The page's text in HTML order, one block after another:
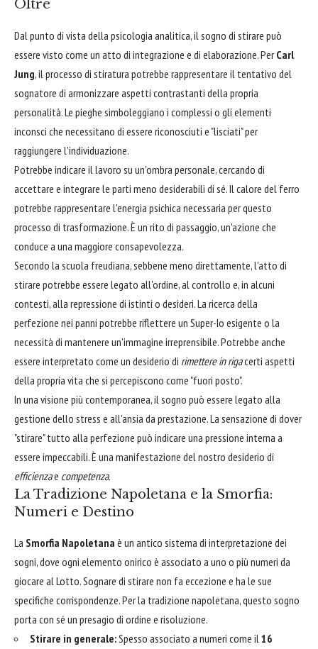
Oltre
Dal punto di vista della psicologia analitica, il sogno di stirare può
essere visto come un atto di integrazione e di elaborazione. PerCarl
Jung, il processo di stiratura potrebbe rappresentare il tentativo del
sognatore di armonizzare aspetti contrastanti della propria
personalità. Le pieghe simboleggiano i complessi o gli elementi
inconsci che necessitano di essere riconosciuti e "lisciati" per
raggiungere l'individuazione.
Potrebbe indicare il lavoro su un'ombra personale, cercando di
accettare e integrare le parti meno desiderabili di sé. Il calore del ferro
potrebbe rappresentare l'energia psichica necessaria per questo
processo di trasformazione. È un rito di passaggio, un'azione che
conduce a una maggiore consapevolezza.
Secondo la scuola freudiana, sebbene meno direttamente, l'atto di
stirare potrebbe essere legato all'ordine, al controllo e, in alcuni
contesti, alla repressione di istinti o desideri. La ricerca della
perfezione nei panni potrebbe riflettere un Super-Io esigente o la
necessità di mantenere un'immagine irreprensibile. Potrebbe anche
essere interpretato come un desiderio di rimettere in rigacerti aspetti
della propria vita che si percepiscono come "fuori posto".
In una visione più contemporanea, il sogno può essere legato alla
gestione dello stress e all'ansia da prestazione. La sensazione di dover
"stirare" tutto alla perfezione può indicare una pressione interna a
essere impeccabili. È una manifestazione del nostro desiderio di
efficienzae competenza.
La Tradizione Napoletana e la Smorfia:
Numeri e Destino
La Smorfia Napoletana è un antico sistema di interpretazione dei
sogni, dove ogni elemento onirico è associato a uno o più numeri da
giocare al Lotto. Sognare di stirare non fa eccezione e ha le sue
specifiche corrispondenze. Per la tradizione napoletana, questo sogno
porta con sé un presagio di ordine e risoluzione.
Stirare in generale:Spesso associato a numeri come il 16